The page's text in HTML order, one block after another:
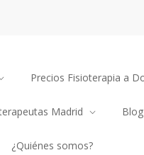
Precios Fisioterapia a
Madrid Blog
¿Quiénes somos?